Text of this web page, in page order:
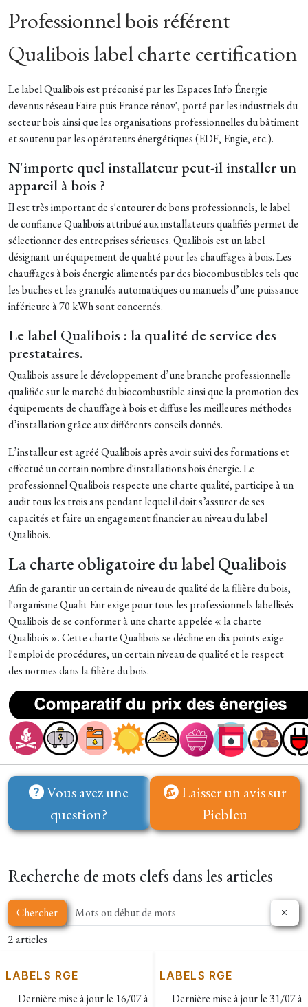
Professionnel bois référent
Qualibois label charte certification
Le label Qualibois est préconisé par les Espaces Info Énergie
devenus réseau Faire puis France rénov', porté par les industriels du
secteur bois ainsi que les organisations professionnelles du bâtiment
et soutenu par les opérateurs énergétiques (EDF, Engie, etc.).
N'importe quel installateur peut-il installer un
appareil à bois ?
Il est très important de s'entourer de bons professionnels, le label
de confiance Qualibois attribué aux installateurs qualifiés permet de
sélectionner des entreprises sérieuses. Qualibois est un label
désignant un équipement de qualité pour les chauffages à bois. Les
chauffages à bois énergie alimentés par des biocombustibles tels que
les buches et les granulés automatiques ou manuels d’une puissance
inférieure à 70 kWh sont concernés.
Le label Qualibois : la qualité de service des
prestataires.
Qualibois assure le développement d’une branche professionnelle
qualifiée sur le marché du biocombustible ainsi que la promotion des
équipements de chauffage à bois et diffuse les meilleures méthodes
d’installation grâce aux différents conseils donnés.
L’installeur est agréé Qualibois après avoir suivi des formations et
effectué un certain nombre d'installations bois énergie. Le
professionnel Qualibois respecte une charte qualité, participe à un
audit tous les trois ans pendant lequel il doit s’assurer de ses
capacités et faire un engagement financier au niveau du label
Qualibois.
La charte obligatoire du label Qualibois
Afin de garantir un certain de niveau de qualité de la filière du bois,
l'organisme Qualit Enr exige pour tous les professionnels labellisés
Qualibois de se conformer à une charte appelée « la charte
Qualibois ». Cette charte Qualibois se décline en dix points exige
l'emploi de procédures, un certain niveau de qualité et le respect
des normes dans la filière du bois.
Vous avez une
question?
Laisser un avis sur
Picbleu
Recherche de mots clefs dans les articles
Chercher
2 articles
LABELS RGE
Dernière mise à jour le 16/07 à
LABELS RGE
Dernière mise à jour le 31/07 à